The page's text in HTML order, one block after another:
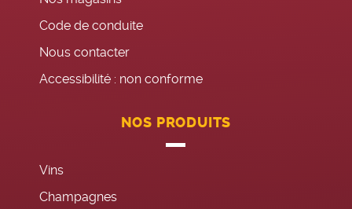
Code de conduite
Nous contacter
Accessibilité : non conforme
NOS PRODUITS
Vins
Champagnes